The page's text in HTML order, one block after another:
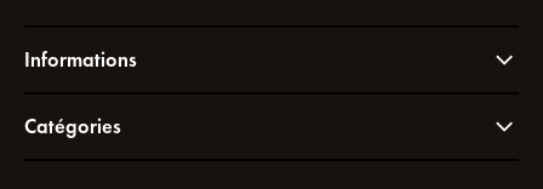
Informations
Catégories